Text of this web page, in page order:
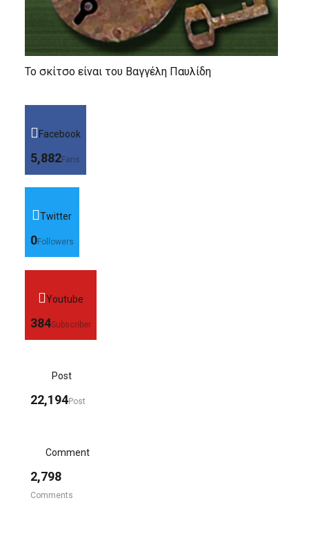
Το σκίτσο είναι του Βαγγέλη Παυλίδη
Facebook
5,882Fans
Twitter
0Followers
Youtube
384Subscriber
Post
22,194Post
Comment
2,798
Comments